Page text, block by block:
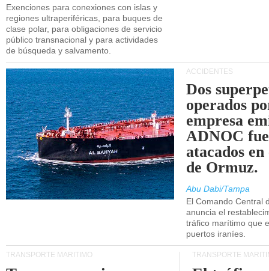
Exenciones para conexiones con islas y
regiones ultraperiféricas, para buques de
clase polar, para obligaciones de servicio
público transnacional y para actividades
de búsqueda y salvamento.
ACCIDENTES
Dos
operados
empresa
ADNOC
atacados
de Ormuz.
Abu Dabi/Tampa
El Comando Central
anuncia el
tráfico marítimo que
puertos iraníes.
TRANSPORTE MARÍTIMO TRANSPORTE